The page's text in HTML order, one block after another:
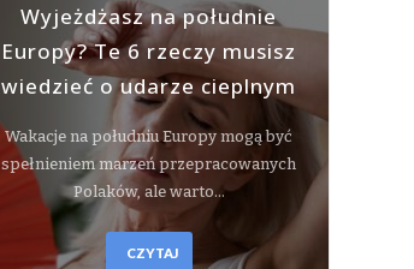
Wyjeżdżasz na południe
Europy? Te 6 rzeczy musisz
wiedzieć o udarze cieplnym
Wakacje na południu Europy mogą być
spełnieniem marzeń przepracowanych
Polaków, ale warto…
CZYTAJ